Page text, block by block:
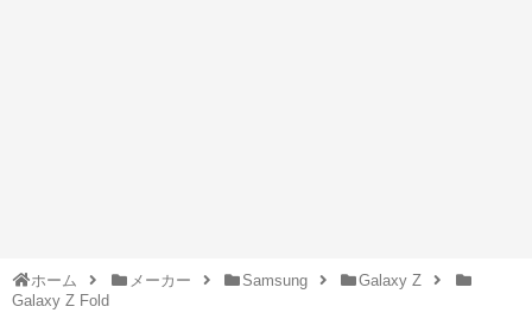
ホーム メーカー Samsung
Galaxy Z
Galaxy Z Fold